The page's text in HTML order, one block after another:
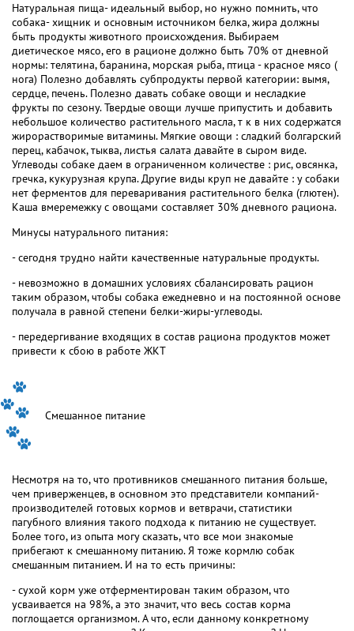
Натуральная пища- идеальный выбор, но нужно помнить, что
собака- хищник и основным источником белка, жира должны
быть продукты животного происхождения. Выбираем
диетическое мясо, его в рационе должно быть 70% от дневной
нормы: телятина, баранина, морская рыба, птица - красное мясо (
нога) Полезно добавлять субпродукты первой категории: вымя,
сердце, печень. Полезно давать собаке овощи и несладкие
фрукты по сезону. Твердые овощи лучше припустить и добавить
небольшое количество растительного масла, т к в них содержатся
жирорастворимые витамины. Мягкие овощи : сладкий болгарский
перец, кабачок, тыква, листья салата давайте в сыром виде.
Углеводы собаке даем в ограниченном количестве : рис, овсянка,
гречка, кукурузная крупа. Другие виды круп не давайте : у собаки
нет ферментов для переваривания растительного белка (глютен).
Каша вмеремежку с овощами составляет 30% дневного рациона.
Минусы натурального питания:
- сегодня трудно найти качественные натуральные продукты.
- невозможно в домашних условиях сбалансировать рацион
таким образом, чтобы собака ежедневно и на постоянной основе
получала в равной степени белки-жиры-углеводы.
- передергивание входящих в состав рациона продуктов может
привести к сбою в работе ЖКТ
Смешанное питание
Несмотря на то, что противников смешанного питания больше,
чем приверженцев, в основном это представители компаний-
производителей готовых кормов и ветврачи, статистики
пагубного влияния такого подхода к питанию не существует.
Более того, из опыта могу сказать, что все мои знакомые
прибегают к смешанному питанию. Я тоже кормлю собак
смешанным питанием. И на то есть причины:
- сухой корм уже отферментирован таким образом, что
усваивается на 98%, а это значит, что весь состав корма
поглощается организмом. А что, если данному конкретному